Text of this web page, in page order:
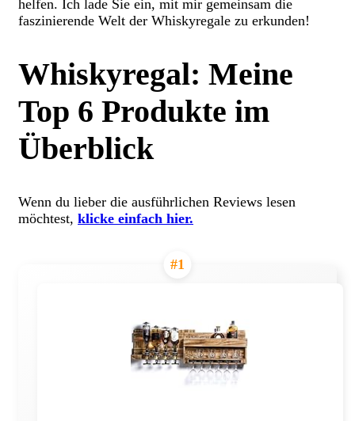
helfen. Ich lade Sie ein, mit mir gemeinsam die
faszinierende Welt der Whiskyregale zu erkunden!
Whiskyregal: Meine
Top 6 Produkte im
Überblick
Wenn du lieber die ausführlichen Reviews lesen
möchtest, klicke einfach hier.
#1